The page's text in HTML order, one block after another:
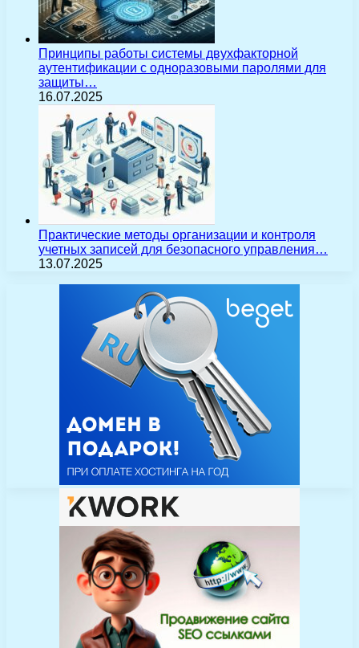
Принципы работы системы двухфакторной
аутентификации с одноразовыми паролями для
защиты…
16.07.2025
Практические методы организации и контроля
учетных записей для безопасного управления…
13.07.2025